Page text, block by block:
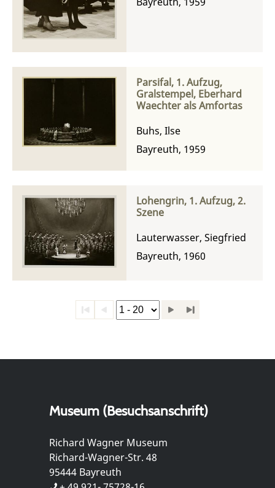
Kothner und Egmont
Parsifal, 1. Aufzug,
Gralstempel, Eberhard
Waechter als Amfortas
Buhs, Ilse
Bayreuth, 1959
Lohengrin, 1. Aufzug, 2.
Szene
Lauterwasser, Siegfried
Bayreuth, 1960
Museum (Besuchsanschrift)
Richard Wagner Museum
Richard-Wagner-Str. 48
95444 Bayreuth